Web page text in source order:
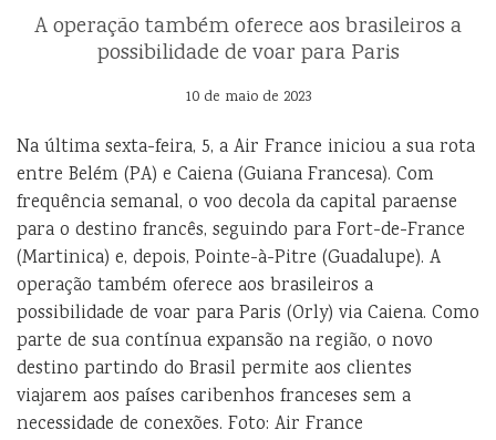
A operação também oferece aos brasileiros a
possibilidade de voar para Paris
10 de maio de 2023
Na última sexta-feira, 5, a Air France iniciou a sua rota
entre Belém (PA) e Caiena (Guiana Francesa). Com
frequência semanal, o voo decola da capital paraense
para o destino francês, seguindo para Fort-de-France
(Martinica) e, depois, Pointe-à-Pitre (Guadalupe). A
operação também oferece aos brasileiros a
possibilidade de voar para Paris (Orly) via Caiena. Como
parte de sua contínua expansão na região, o novo
destino partindo do Brasil permite aos clientes
viajarem aos países caribenhos franceses sem a
necessidade de conexões. Foto: Air France